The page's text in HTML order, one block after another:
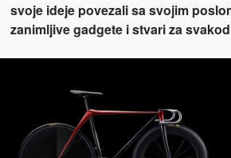
svoje ideje povezali sa svojim
zanimljive gadgete i stvari za